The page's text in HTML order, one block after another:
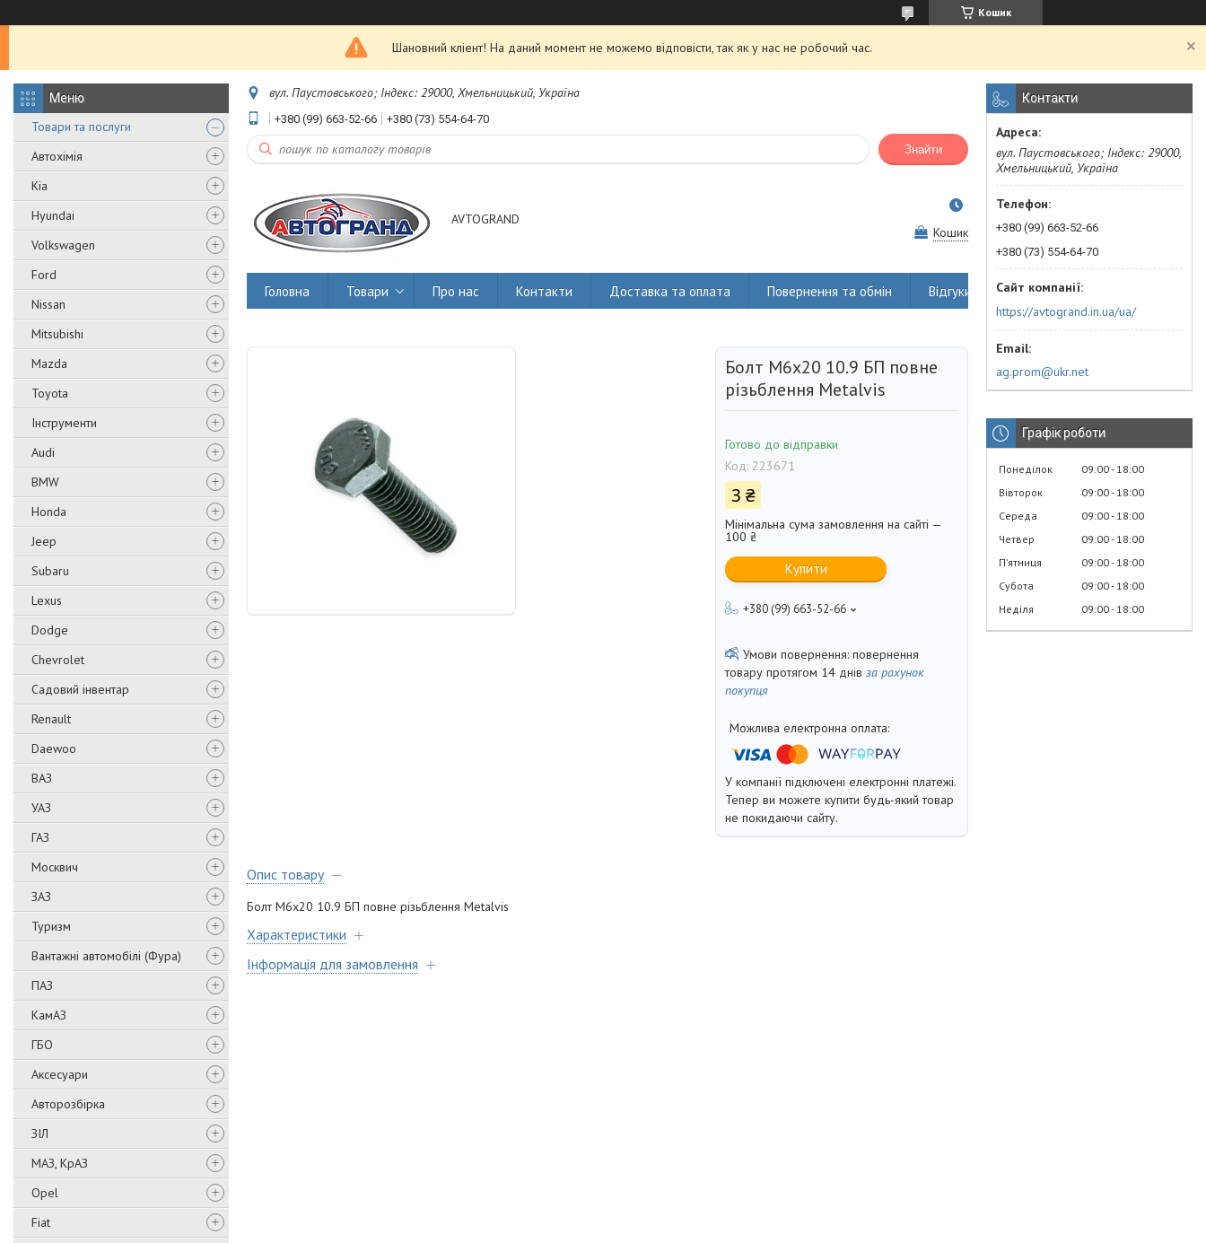
Кошик
Шановний кліент! На даний момент не можемо відповісти, так як у нас не робочий час.
Товари та послуги
Автохімія
Kia
Hyundai
Volkswagen
Ford
Nissan
Mitsubishi
Mazda
Toyota
Інструменти
Audi
BMW
Honda
Jeep
Subaru
Lexus
Dodge
Chevrolet
Садовий інвентар
Renault
Daewoo
ВАЗ
УАЗ
ГАЗ
Москвич
ЗАЗ
Туризм
Вантажні автомобілі (Фура)
ПАЗ
КамАЗ
ГБО
Аксесуари
Авторозбірка
ЗІЛ
МАЗ, КрАЗ
Opel
Fiat
вул. Паустовського; Індекс: 29000, Хмельницький, Україна
+380 (99) 663-52-66 +380 (73) 554-64-70
Знайти
AVTOGRAND
Кошик
Головна Товари Про нас Контакти Доставка та оплата Повернення та обмін Відгуки
Болт M6х20 10.9 БП повне
різьблення Metalvis
Готово до відправки
Код: 223671
3 ₴
Мінімальна сума замовлення на сайті —
100 ₴
Купити
+380 (99) 663-52-66
повернення
товару протягом 14 днів за рахунок
покупця
У компанії підключені електронні платежі.
Тепер ви можете купити будь-який товар
не покидаючи сайту.
Опис товару
Болт M6х20 10.9 БП повне різьблення Metalvis
Характеристики
Інформація для замовлення
Контакти
вул. Паустовського; Індекс: 29000,
Хмельницький, Україна
+380 (99) 663-52-66
+380 (73) 554-64-70
https://avtogrand.in.ua/ua/
ag.prom@ukr.net
Графік роботи
Понеділок 09:00 18:00
Вівторок
09:00 18:00
Середа
09:00 18:00
Четвер
09:00 18:00
Пʼятниця
09:00 18:00
Субота
09:00 18:00
Неділя
09:00 18:00